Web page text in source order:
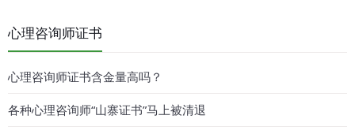
心理咨询师证书
心理咨询师证书含金量高吗？
各种心理咨询师“山寨证书”马上被清退